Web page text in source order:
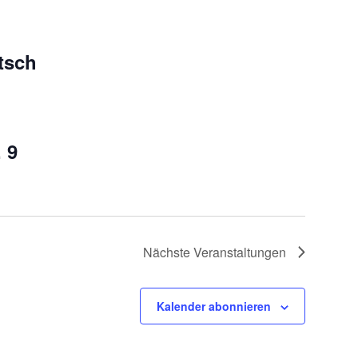
9
NächsteVeranstaltungen
Kalender abonnieren